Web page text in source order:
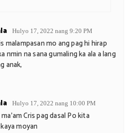
Hulyo 17, 2022 nang 9:20 PM
malampasan mo ang pag hi hirap
nmin na sana gumaling ka ala a lang
anak,
Hulyo 17, 2022 nang 10:00 PM
Cris pag dasal Po kita
moyan